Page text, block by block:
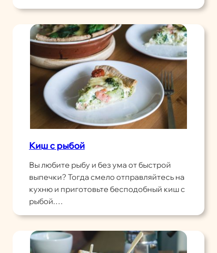
Киш с рыбой
Вы любите рыбу и без ума от быстрой
выпечки? Тогда смело отправляйтесь на
кухню и приготовьте бесподобный киш с
рыбой.…